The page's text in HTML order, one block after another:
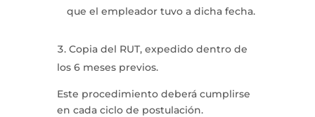
que el empleador tuvo a dicha fecha.
Copia del RUT, expedido dentro de
los 6 meses previos.
Este procedimiento deberá cumplirse
en cada ciclo de postulación.